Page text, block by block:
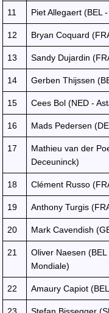
11 Piet Allegaert (BEL
12 Bryan Coquard
13 Sandy Dujardin
14 Gerben Thijssen
15 Cees Bol (NED -
16 Mads Pedersen
17
Mathieu van der
Deceuninck)
18 Clément Russo
19 Anthony Turgis
20 Mark Cavendish
21
Oliver Naesen
Mondiale)
22 Amaury Capiot